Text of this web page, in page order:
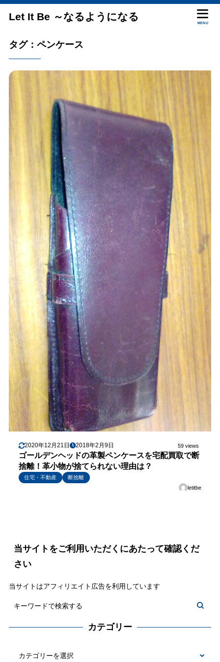
Let It Be ～なるようになる
MENU
タグ：ペンケース
2020年12月21日 2018年2月9日 59 views
ゴールデンヘッドの革製ペンケースを宅配買取で断
捨離！革小物が捨てられない理由は？
住宅・不動産
断捨離
letitbe
当サイトをご利用いただくにあたって確認くだ
さい
当サイトはアフィリエイト広告を利用しています
カテゴリー